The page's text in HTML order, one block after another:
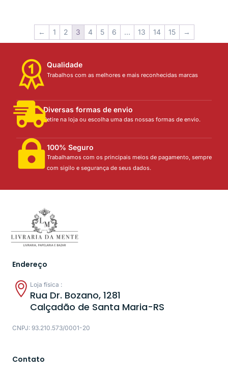
← 1 2 3 4 5 6 … 13 14 15 →
Qualidade
Trabalhos com as melhores e mais reconhecidas marcas
Diversas formas de envio
Retire na loja ou escolha uma das nossas formas de envio.
100% Seguro
Trabalhamos com os principais meios de pagamento, sempre
com sigilo e segurança de seus dados.
Endereço
Loja física :
Rua Dr. Bozano, 1281
Calçadão de Santa Maria-RS
CNPJ: 93.210.573/0001-20
Contato